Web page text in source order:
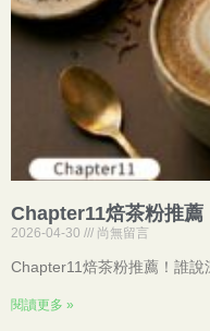
Chapter11焙茶粉推薦
2026-04-30 尚無留言
Chapter11焙茶粉推薦！誰說
閱讀更多 »